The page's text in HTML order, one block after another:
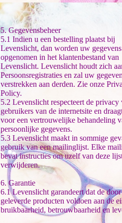
5. Gegevensbeheer
5.1 Indien u een bestelling plaatst bij
Levenslicht, dan worden uw gegevens
opgenomen in het klantenbestand van
Levenslicht. Levenslicht houdt zich
Persoonsregistraties en zal uw
verstrekken aan derden. Zie onze
Policy.
5.2 Levenslicht respecteert de privacy
gebruikers van de internetsite en
voor een vertrouwelijke behandeling
persoonlijke gegevens.
5.3 Levenslicht maakt in sommige
gebruik van een mailinglijst. Elke
bevat instructies om uzelf van deze
verwijderen.
6. Garantie
6.1 Levenslicht garandeert dat de
geleverde producten voldoen aan de
bruikbaarheid, betrouwbaarheid en